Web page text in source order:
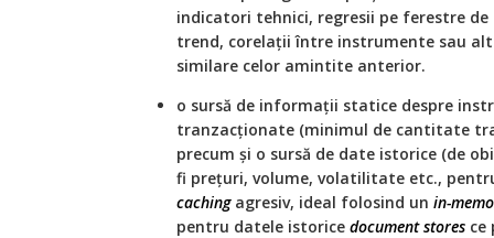
indicatori tehnici, regresii pe ferestre
trend, corelații între instrumente sau
similare celor amintite anterior.
o sursă de informații statice despre
tranzacționate (minimul de cantitate
precum și o sursă de date istorice (de
fi prețuri, volume, volatilitate etc.,
cachingagresiv, ideal folosind un in-
pentru datele istorice document stores ce